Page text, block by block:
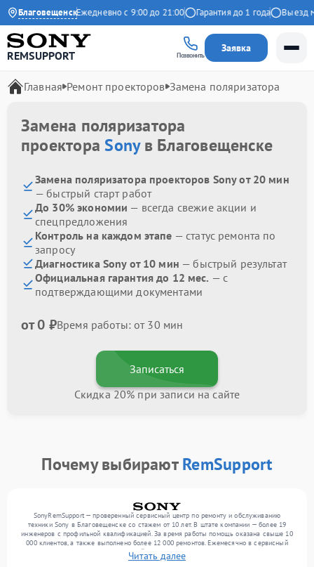
Благовещенск
на Яндекс Ежедневно с 9:00 до 21:00 Гарантия до 1 года Выезд
REMSUPPORT Позвонить
Заявка
Главная Ремонт проекторов Замена поляризатора
Замена поляризатора
проектораSonyв Благовещенске
Замена поляризатора проекторов Sony от 20 мин
— быстрый старт работ
До 30% экономии — всегда свежие акции и
спецпредложения
Контроль на каждом этапе — статус ремонта по
запросу
Диагностика Sony от 10 мин — быстрый результат
Официальная гарантия до 12 мес. — с
подтверждающими документами
от 0 ₽Время работы: от 30 мин
Записаться
Скидка 20% при записи на сайте
Почему выбираютRemSupport
SonyRemSupport — проверенный сервисный центр по ремонту и обслуживанию
техники Sony в Благовещенске со стажем от 10 лет. В штате компании — более 19
инженеров с профильной квалификацией. За время работы помощь оказана свыше 10
000 клиентов, а также выполнено более 12 000 ремонтов. Ежемесячно в сервисный
центр поступает более 300 обращений, включая , , оргтехнику. Мы выполняем ремонт
различного уровня сложности и предлагаем стабильный уровень сервиса благодаря
Читать далее